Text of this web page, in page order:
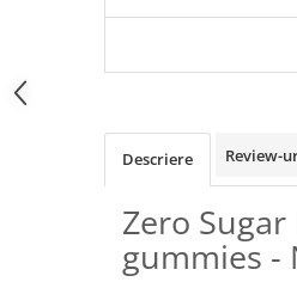
Descriere Review-
Zero
gummies -